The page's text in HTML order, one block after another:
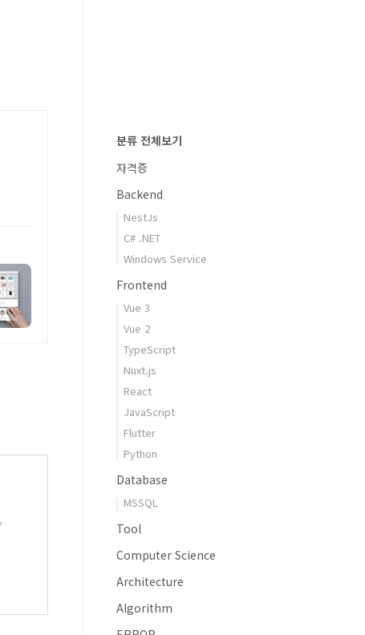
분류 전체보기
자격증
Backend
NestJs
C# .NET
Windows Service
Frontend
Vue 3
Vue 2
TypeScript
Nuxt.js
React
JavaScript
Flutter
Python
Database
MSSQL
Tool
Computer Science
Architecture
Algorithm